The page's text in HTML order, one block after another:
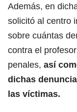
Además, en
solicitó al centro
sobre cuántas
contra el
penales, así
dichas
las víctimas.